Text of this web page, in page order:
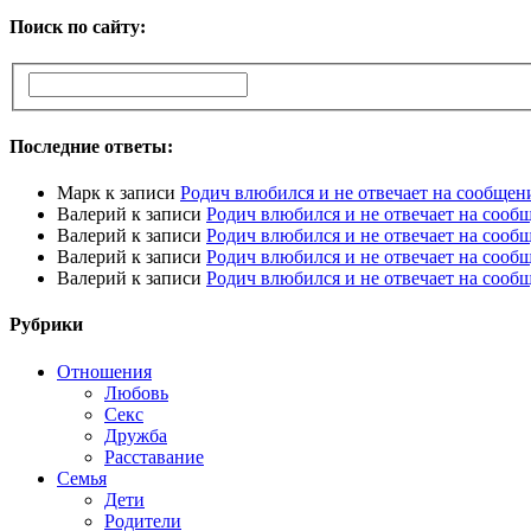
Поиск по сайту:
Последние ответы:
Марк к записи Родич влюбился и не отвечает на
Валерий к записи Родич влюбился и не отвечает на
Валерий к записи Родич влюбился и не отвечает на
Валерий к записи Родич влюбился и не отвечает на
Валерий к записи Родич влюбился и не отвечает на
Рубрики
Отношения
Любовь
Секс
Дружба
Расставание
Семья
Дети
Родители